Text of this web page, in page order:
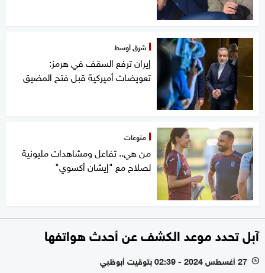
شرق أوسط
إيران ترفع السقف في هرمز:
تعويضات أميركية قبل فتح المضيق
منوعات
من هي.. تفاعل ومشاهدات مليونية
لصلاح مع "إيشان أكسوي"
آبل تحدد موعد الكشف عن أحدث هواتفها
l 27 أغسطس 2024 - 02:39 بتوقيت أبوظبي